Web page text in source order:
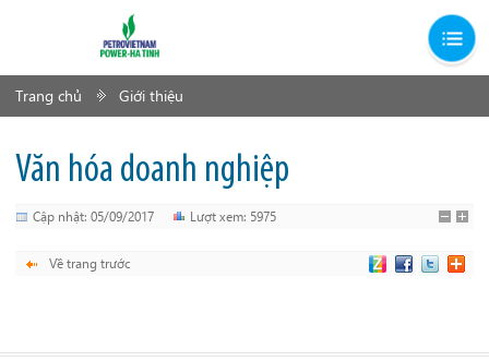
Trang chủ Giới thiệu
Văn hóa doanh nghiệp
Cập nhật: 05/09/2017 Lượt xem: 5975
Về trang trước